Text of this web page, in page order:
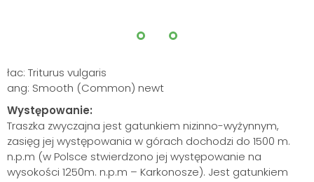
łac: Triturus vulgaris
ang: Smooth (Common) newt
Występowanie:
Traszka zwyczajna jest gatunkiem nizinno-wyżynnym,
zasięg jej występowania w górach dochodzi do 1500 m.
n.p.m (w Polsce stwierdzono jej występowanie na
wysokości 1250m. n.p.m – Karkonosze). Jest gatunkiem